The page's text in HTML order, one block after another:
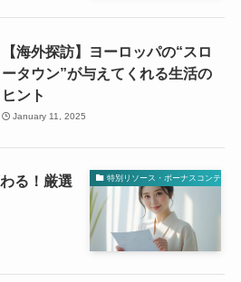
【海外探訪】ヨーロッパの“スロ
ータウン”が与えてくれる生活の
ヒント
January 11, 2025
特別リソース・ボーナスコンテンツ
る！厳選